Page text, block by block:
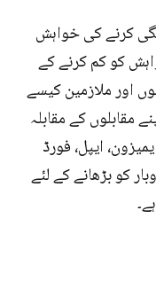
کرنے کی خواہش
کو کم کرنے کے
اور ملازمین کیسے
مقابلوں کے مقابلہ
ایپل، فورڈ
کو بڑھانے کے لئے